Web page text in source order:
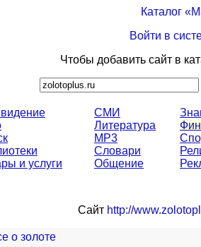
Каталог
Войти в
Чтобы добавить сайт в
и услуги
СМИ
Литература
MP3
Словари
Общение
Сайт http://
о золоте